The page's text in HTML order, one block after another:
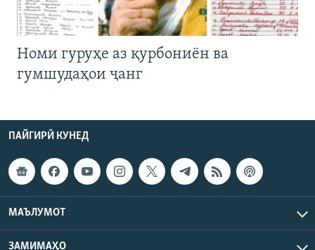
Номи гуруҳе аз қурбониён ва
гумшудаҳои ҷанг
ПАЙГИРӢ КУНЕД
МАЪЛУМОТ
ЗАМИМАҲО